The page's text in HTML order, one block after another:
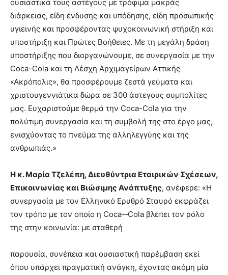
ουσιαστικά τους αστέγους με τρόφιμα μακράς
διάρκειας, είδη ένδυσης και υπόδησης, είδη προσωπικής
υγιεινής και προσφέροντας ψυχοκοινωνική στήριξη και
υποστήριξη και Πρώτες Βοήθειες. Με τη μεγάλη δράση
υποστήριξης που διοργανώνουμε, σε συνεργασία με την
Coca-Cola και τη Λέσχη Αρχιμαγείρων Αττικής
«Ακρόπολις», θα προσφέρουμε ζεστά γεύματα και
χριστουγεννιάτικα δώρα σε 300 άστεγους συμπολίτες
μας. Ευχαριστούμε θερμά την Coca-Cola για την
πολύτιμη συνεργασία και τη συμβολή της στο έργο μας,
ενισχύοντας το πνεύμα της αλληλεγγύης και της
ανθρωπιάς.»
Η κ. Μαρία Τζελέπη, Διευθύντρια Εταιρικών Σχέσεων,
Επικοινωνίας και Βιώσιμης Ανάπτυξης, ανέφερε: «Η
συνεργασία με τον Ελληνικό Ερυθρό Σταυρό εκφράζει
τον τρόπο με τον οποίο η Coca-‑Cola βλέπει τον ρόλο
της στην κοινωνία: με σταθερή
παρουσία, συνέπεια και ουσιαστική παρέμβαση εκεί
όπου υπάρχει πραγματική ανάγκη, έχοντας ακόμη μία